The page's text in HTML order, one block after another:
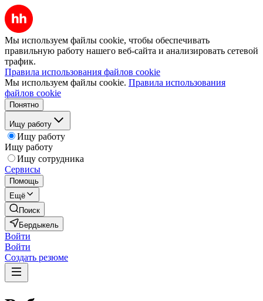
Мы используем файлы cookie, чтобы обеспечивать
правильную работу нашего веб-сайта и анализировать сетевой
трафик.
Правила использования файлов cookie
Мы используем файлы cookie. Правила использования
файлов cookie
Понятно
Ищу работу
Ищу работу
Ищу работу
Ищу сотрудника
Сервисы
Помощь
Ещё
Поиск
Бердыкель
Войти
Войти
Создать резюме